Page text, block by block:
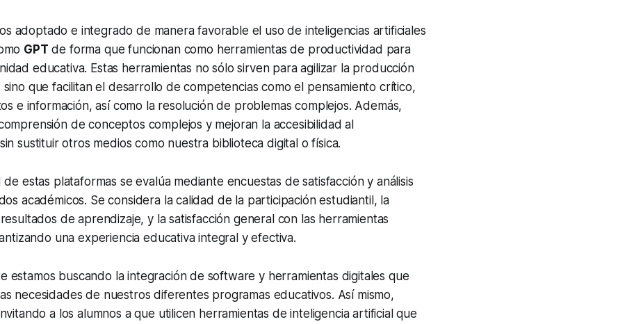
adoptado e integrado de manera favorable el uso de inteligencias artificiales
GPT de forma que funcionan como herramientas de productividad para
educativa. Estas herramientas no sólo sirven para agilizar la producción
que facilitan el desarrollo de competencias como el pensamiento crítico,
e información, así como la resolución de problemas complejos. Además,
de conceptos complejos y mejoran la accesibilidad al
sustituir otros medios como nuestra biblioteca digital o física.
estas plataformas se evalúa mediante encuestas de satisfacción y análisis
académicos. Se considera la calidad de la participación estudiantil, la
de aprendizaje, y la satisfacción general con las herramientas
una experiencia educativa integral y efectiva.
estamos buscando la integración de software y herramientas digitales que
necesidades de nuestros diferentes programas educativos. Así mismo,
a los alumnos a que utilicen herramientas de inteligencia artificial que